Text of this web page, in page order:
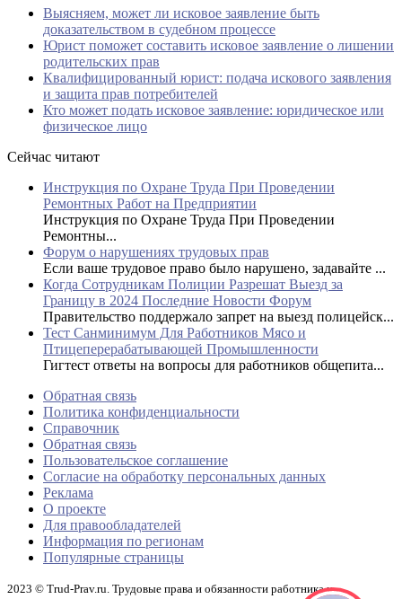
Выясняем, может ли исковое заявление быть
доказательством в судебном процессе
Юрист поможет составить исковое заявление о лишении
родительских прав
Квалифицированный юрист: подача искового заявления
и защита прав потребителей
Кто может подать исковое заявление: юридическое или
физическое лицо
Сейчас читают
Инструкция по Охране Труда При Проведении
Ремонтных Работ на Предприятии
Инструкция по Охране Труда При Проведении
Ремонтны...
Форум о нарушениях трудовых прав
Если ваше трудовое право было нарушено, задавайте ...
Когда Сотрудникам Полиции Разрешат Выезд за
Границу в 2024 Последние Новости Форум
Правительство поддержало запрет на выезд полицейск...
Тест Санминимум Для Работников Мясо и
Птицеперерабатывающей Промышленности
Гигтест ответы на вопросы для работников общепита...
Обратная связь
Политика конфиденциальности
Справочник
Обратная связь
Пользовательское соглашение
Согласие на обработку персональных данных
Реклама
О проекте
Для правообладателей
Информация по регионам
Популярные страницы
2023 © Trud-Prav.ru. Трудовые права и обязанности работника и